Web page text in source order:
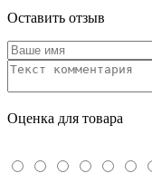
Оставить отзыв
Оценка для товара